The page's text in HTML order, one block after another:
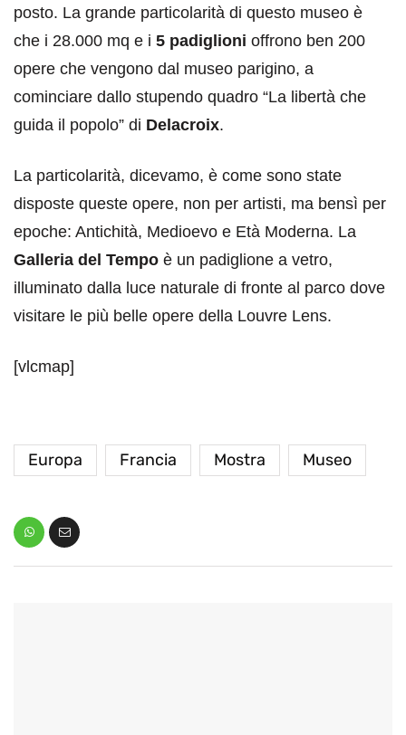
posto. La grande particolarità di questo museo è
che i 28.000 mq e i 5 padiglioni offrono ben 200
opere che vengono dal museo parigino, a
cominciare dallo stupendo quadro “La libertà che
guida il popolo” di Delacroix.
La particolarità, dicevamo, è come sono state
disposte queste opere, non per artisti, ma bensì per
epoche: Antichità, Medioevo e Età Moderna. La
Galleria del Tempo è un padiglione a vetro,
illuminato dalla luce naturale di fronte al parco dove
visitare le più belle opere della Louvre Lens.
[vlcmap]
Europa Francia Mostra Museo